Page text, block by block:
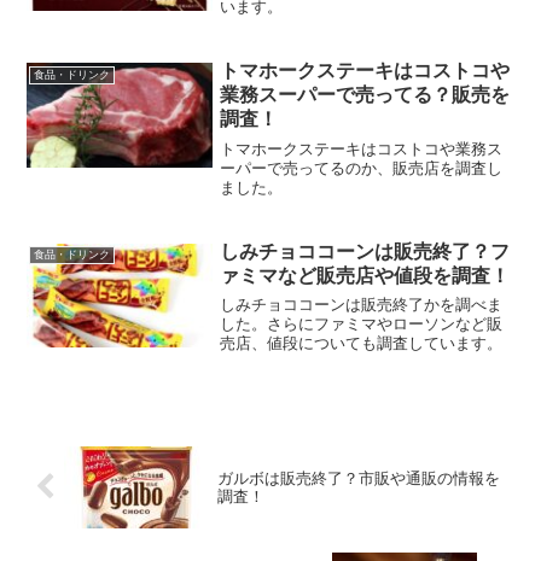
います。
食品・ドリンク
トマホークステーキはコストコや
業務スーパーで売ってる？販売を
調査！
トマホークステーキはコストコや業務ス
ーパーで売ってるのか、販売店を調査し
ました。
食品・ドリンク
しみチョココーンは販売終了？フ
ァミマなど販売店や値段を調査！
しみチョココーンは販売終了かを調べま
した。さらにファミマやローソンなど販
売店、値段についても調査しています。
ガルボは販売終了？市販や通販の情報を
調査！